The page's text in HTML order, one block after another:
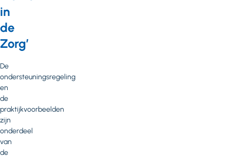
in
de
Zorg’
De
ondersteuningsregeling
en
de
praktijkvoorbeelden
zijn
onderdeel
van
de